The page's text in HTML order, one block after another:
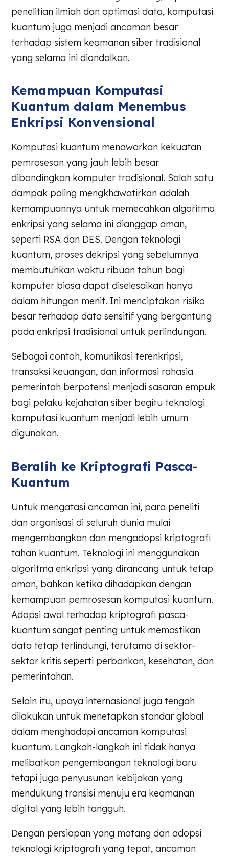
penelitian ilmiah dan optimasi data, komputasi
kuantum juga menjadi ancaman besar
terhadap sistem keamanan siber tradisional
yang selama ini diandalkan.
Kemampuan Komputasi
Kuantum dalam Menembus
Enkripsi Konvensional
Komputasi kuantum menawarkan kekuatan
pemrosesan yang jauh lebih besar
dibandingkan komputer tradisional. Salah satu
dampak paling mengkhawatirkan adalah
kemampuannya untuk memecahkan algoritma
enkripsi yang selama ini dianggap aman,
seperti RSA dan DES. Dengan teknologi
kuantum, proses dekripsi yang sebelumnya
membutuhkan waktu ribuan tahun bagi
komputer biasa dapat diselesaikan hanya
dalam hitungan menit. Ini menciptakan risiko
besar terhadap data sensitif yang bergantung
pada enkripsi tradisional untuk perlindungan.
Sebagai contoh, komunikasi terenkripsi,
transaksi keuangan, dan informasi rahasia
pemerintah berpotensi menjadi sasaran empuk
bagi pelaku kejahatan siber begitu teknologi
komputasi kuantum menjadi lebih umum
digunakan.
Beralih ke Kriptografi Pasca-
Kuantum
Untuk mengatasi ancaman ini, para peneliti
dan organisasi di seluruh dunia mulai
mengembangkan dan mengadopsi kriptografi
tahan kuantum. Teknologi ini menggunakan
algoritma enkripsi yang dirancang untuk tetap
aman, bahkan ketika dihadapkan dengan
kemampuan pemrosesan komputasi kuantum.
Adopsi awal terhadap kriptografi pasca-
kuantum sangat penting untuk memastikan
data tetap terlindungi, terutama di sektor-
sektor kritis seperti perbankan, kesehatan, dan
pemerintahan.
Selain itu, upaya internasional juga tengah
dilakukan untuk menetapkan standar global
dalam menghadapi ancaman komputasi
kuantum. Langkah-langkah ini tidak hanya
melibatkan pengembangan teknologi baru
tetapi juga penyusunan kebijakan yang
mendukung transisi menuju era keamanan
digital yang lebih tangguh.
Dengan persiapan yang matang dan adopsi
teknologi kriptografi yang tepat, ancaman